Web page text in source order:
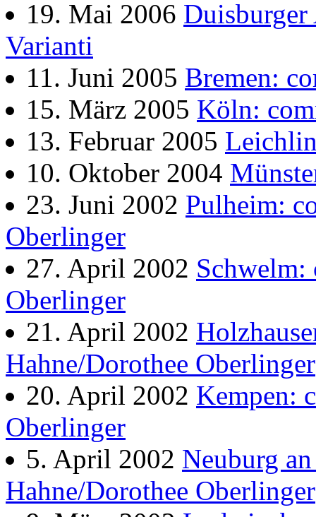
19. Mai 2006 Duisburger
Varianti
11. Juni 2005 Bremen:
15. März 2005 Köln:
13. Februar 2005
10. Oktober 2004
23. Juni 2002 Pulheim:
Oberlinger
27. April 2002 Schwelm:
Oberlinger
21. April 2002
Hahne/Dorothee Oberlinger
20. April 2002 Kempen:
Oberlinger
5. April 2002 Neuburg
Hahne/Dorothee Oberlinger